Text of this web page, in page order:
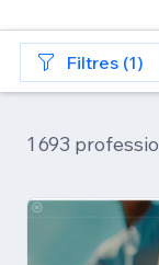
Filtres (1)
1 693